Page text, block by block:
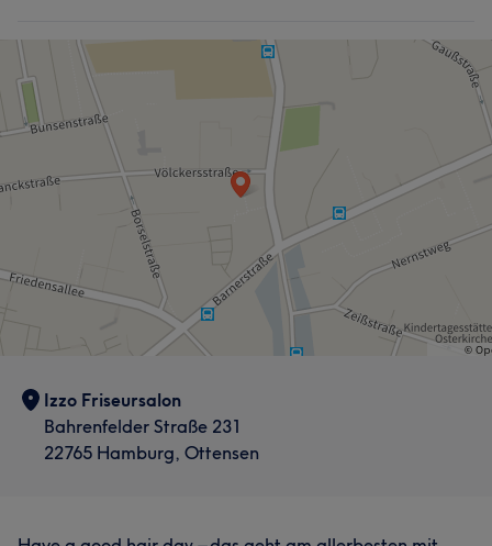
Izzo Friseursalon
Bahrenfelder Straße 231
22765 Hamburg, Ottensen